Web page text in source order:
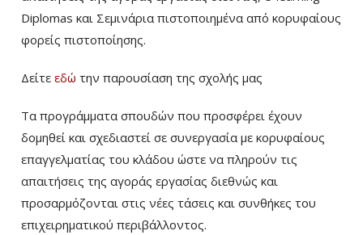
Diplomas και Σεμινάρια πιστοποιημένα από κορυφαίους
φορείς πιστοποίησης.
Δείτε εδώ την παρουσίαση της σχολής μας
Τα προγράμματα σπουδών που προσφέρει έχουν
δομηθεί και σχεδιαστεί σε συνεργασία με κορυφαίους
επαγγελματίας του κλάδου ώστε να πληρούν τις
απαιτήσεις της αγοράς εργασίας διεθνώς και
προσαρμόζονται στις νέες τάσεις και συνθήκες του
επιχειρηματικού περιβάλλοντος.